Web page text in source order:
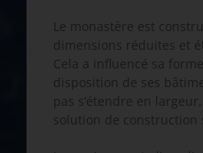
Le monastère est
dimensions réduites et
Cela a influencé sa
disposition de ses
pas s’étendre en
solution de construction